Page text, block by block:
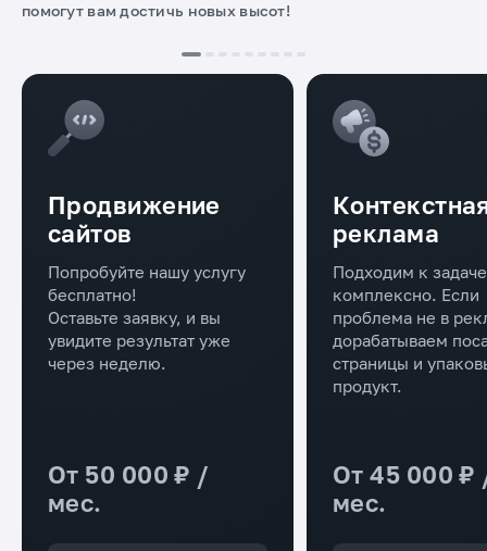
помогут вам достичь новых высот!
Продвижение
сайтов
Попробуйте нашу услугу
бесплатно!
Оставьте заявку, и вы
увидите результат уже
через неделю.
От 50 000 ₽ /
мес.
реклама
Подходим к задаче
комплексно. Если
проблема не в
дорабатываем
страницы и
продукт.
От 45 000 ₽ /
мес.